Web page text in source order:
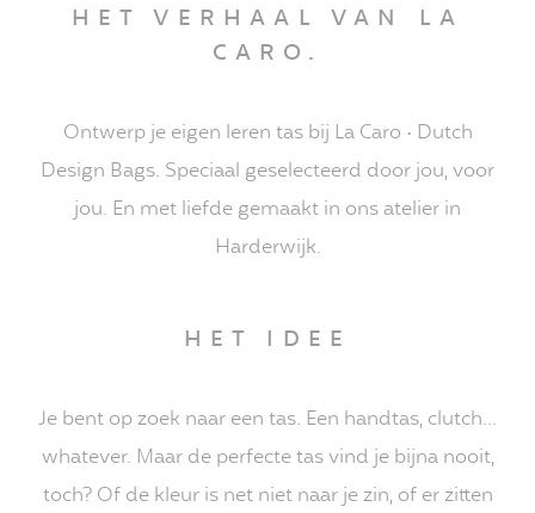
HET VERHAAL VAN LA
CARO.
Ontwerp je eigen leren tas bij La Caro • Dutch
Design Bags. Speciaal geselecteerd door jou, voor
jou. En met liefde gemaakt in ons atelier in
Harderwijk.
HET IDEE
Je bent op zoek naar een tas. Een handtas, clutch…
whatever. Maar de perfecte tas vind je bijna nooit,
toch? Of de kleur is net niet naar je zin, of er zitten